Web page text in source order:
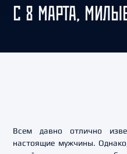
C 8 МАРТА,
Всем давно отлично
настоящие мужчины.